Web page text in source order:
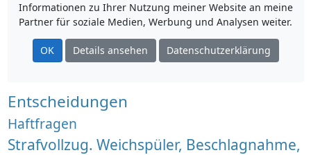
Informationen zu Ihrer Nutzung meiner Website an meine
Partner für soziale Medien, Werbung und Analysen weiter.
OK Details ansehen Datenschutzerklärung
Entscheidungen
Haftfragen
Strafvollzug. Weichspüler, Beschlagnahme,